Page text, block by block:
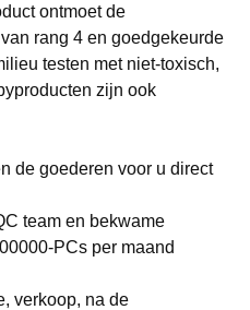
ontmoet de
rang 4 en goedgekeurde
testen met niet-toxisch,
zijn ook
de goederen voor u direct
team en bekwame
PCs per maand
verkoop, na de